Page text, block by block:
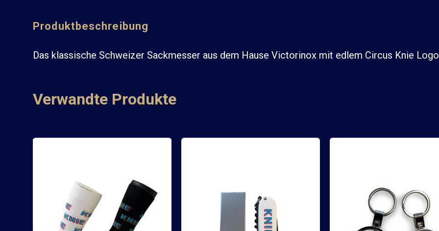
Produktbeschreibung
Das klassische Schweizer Sackmesser aus dem Hause Victorinox mit edlem Circus Knie
Verwandte Produkte